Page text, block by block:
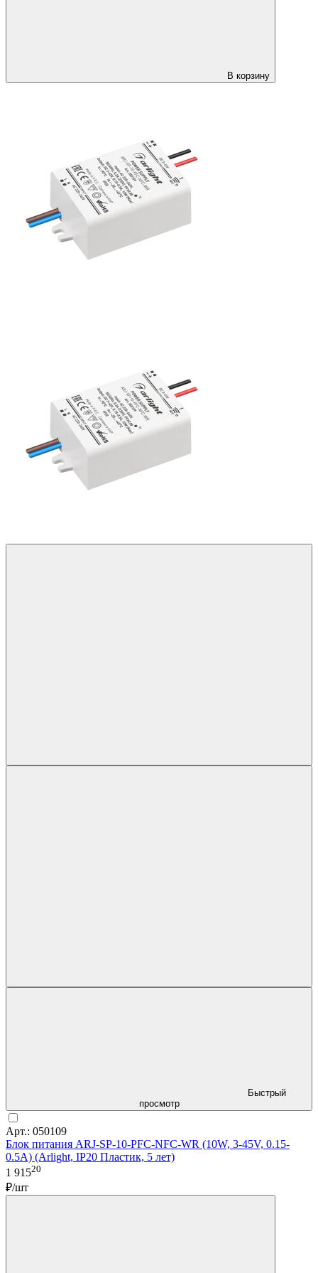
В корзину
Быстрый
просмотр
Арт.: 050109
Блок питания ARJ-SP-10-PFC-NFC-WR (10W, 3-45V, 0.15-
0.5A) (Arlight, IP20 Пластик, 5 лет)
1 91520
₽/шт